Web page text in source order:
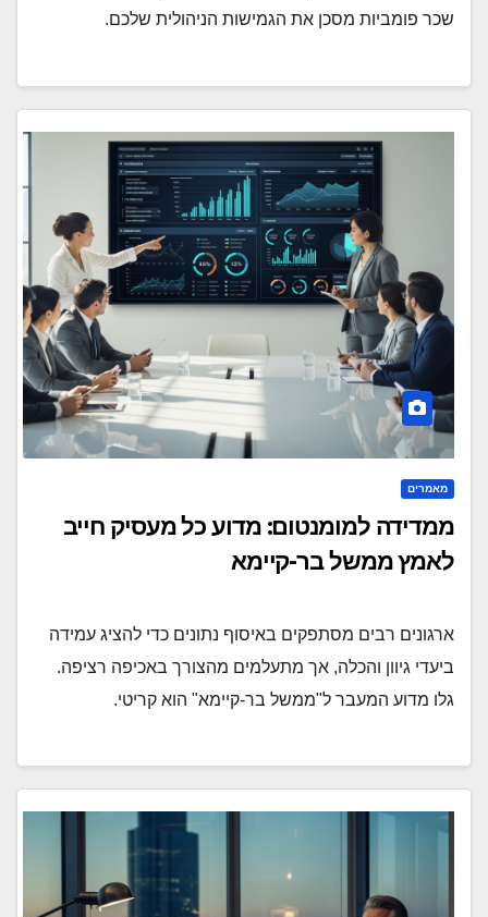
שכר פומביות מסכן את הגמישות הניהולית שלכם.
מאמרים
ממדידה למומנטום: מדוע כל מעסיק חייב
לאמץ ממשל בר-קיימא
ארגונים רבים מסתפקים באיסוף נתונים כדי להציג עמידה
ביעדי גיוון והכלה, אך מתעלמים מהצורך באכיפה רציפה.
גלו מדוע המעבר ל"ממשל בר-קיימא" הוא קריטי.